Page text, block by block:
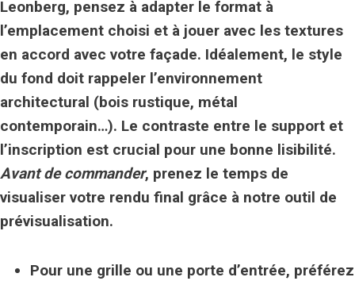
Leonberg, pensez à adapter le format à
l’emplacement choisi et à jouer avec les textures
en accord avec votre façade. Idéalement, le style
du fond doit rappeler l’environnement
architectural (bois rustique, métal
contemporain…). Le contraste entre le support et
l’inscription est crucial pour une bonne lisibilité.
Avant de commander, prenez le temps de
visualiser votre rendu final grâce à notre outil de
prévisualisation.
Pour une grille ou une porte d’entrée, préférez